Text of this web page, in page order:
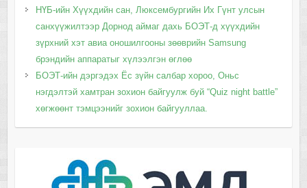
НҮБ-ийн Хүүхдийн сан, Люксембургийн Их Гүнт улсын
санхүүжилтээр Дорнод аймаг дахь БОЭТ-д хүүхдийн
зүрхний хэт авиа оношилгооны зөөврийн Samsung
брэндийн аппаратыг хүлээлгэн өглөө
БОЭТ-ийн дэргэдэх Ёс зүйн салбар хороо, Оньс
нэгдэлтэй хамтран зохион байгуулж буй “Quiz night battle”
хөгжөөнт тэмцээнийг зохион байгууллаа.